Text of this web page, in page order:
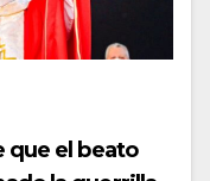
que el beato